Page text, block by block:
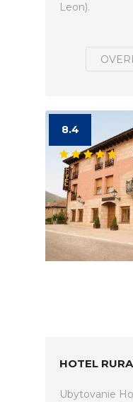
Leon).
8.4
HOTEL
Ubytovanie